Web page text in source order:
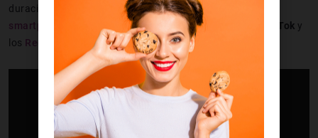
duración que normalmente estándirigidos a usuarios de
smartphones
semejanzas con los vídeos de TikTok y
los Reels de Instagram.